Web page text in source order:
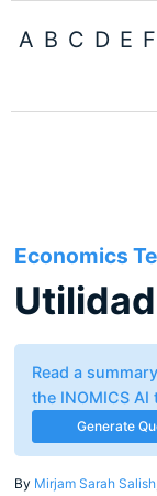
A B C D E F
Economics
Read a
the INOMICS AI
Generate
By Mirjam Sarah Salish